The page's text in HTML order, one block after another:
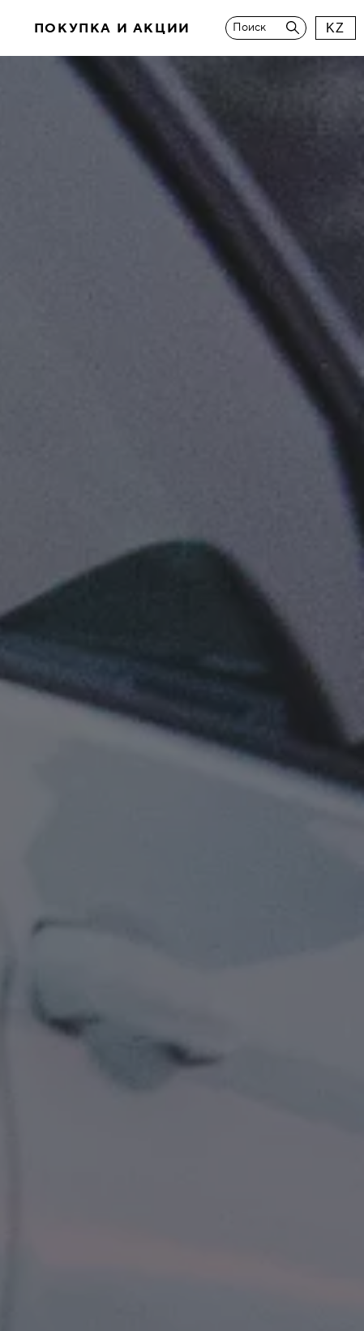
ПОКУПКА И АКЦИИ Поиск KZ